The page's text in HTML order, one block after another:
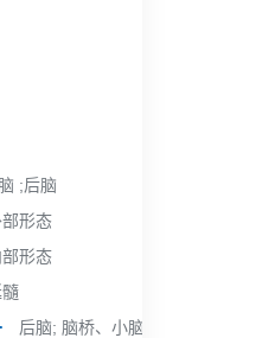
;后脑
形态
部形态
后脑; 脑桥、小脑